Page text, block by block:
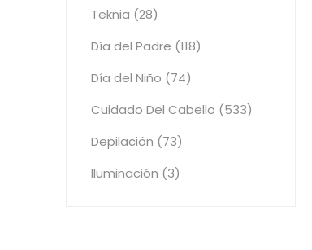
Teknia (28)
Día del Padre (118)
Día del Niño (74)
Cuidado Del Cabello (533)
Depilación (73)
Iluminación (3)